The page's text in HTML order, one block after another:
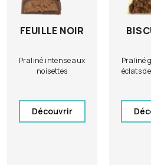
FEUILLE NOIR
Praliné intense aux
noisettes
Découvrir
Praliné
éclats